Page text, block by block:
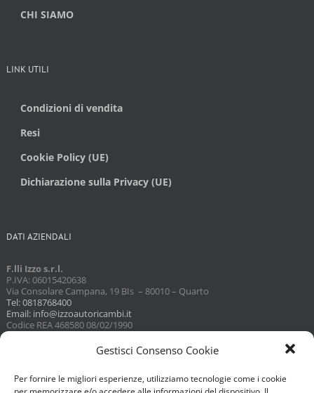
Gestisci Consenso Cookie
Per fornire le migliori esperienze, utilizziamo tecnologie come i cookie
CHI SIAMO
LINK UTILI
Condizioni di vendita
Resi
Cookie Policy (UE)
Dichiarazione sulla Privacy (UE)
DATI AZIENDALI
F.lli Izzo s.r.l.
P.IVA: 06015420638
Via Consolare Campana, 19 BIs – 80010 – Quarto
Tel: 0818768400
Email: info@izzoautoricambi.it
Codice REA 468580 08/02/1990
Capitale sociale 3098,74